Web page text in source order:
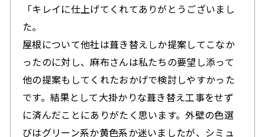
「キレイに仕上げてくれてありがとうございまし
た。
屋根について他社は葺き替えしか提案してこなか
ったのに対し、麻布さんは私たちの要望し添って
他の提案もしてくれたおかげで検討しやすかった
です。結果として大掛かりな葺き替え工事をせず
に済んだことにありがたく思います。外壁の色選
びはグリーン系か黄色系か迷いましたが、 シミュ